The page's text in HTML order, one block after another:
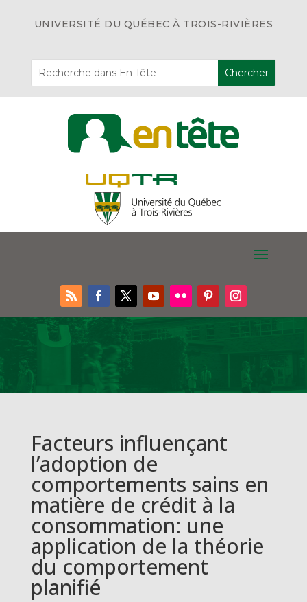
UNIVERSITÉ DU QUÉBEC À TROIS-RIVIÈRES
Facteurs influençant
l’adoption de
comportements sains en
matière de crédit à la
consommation: une
application de la théorie
du comportement
planifié